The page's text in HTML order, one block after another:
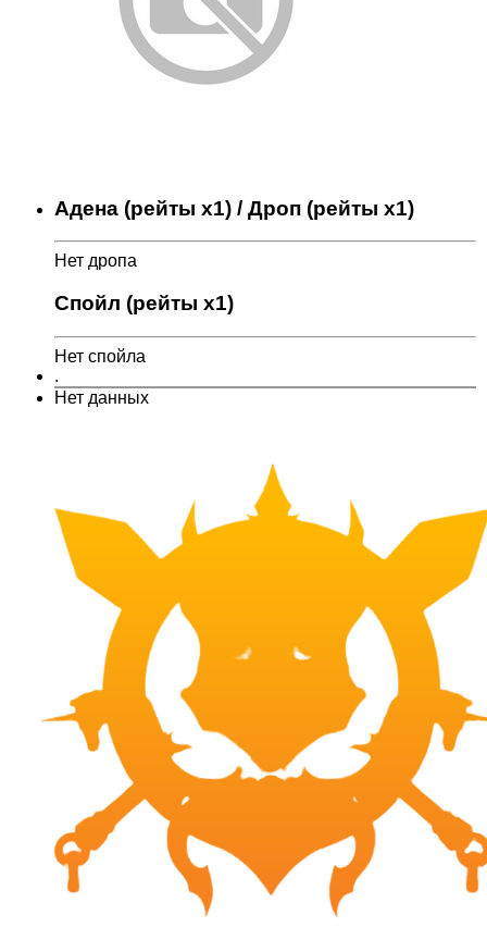
Адена (рейты x1) / Дроп (рейты x1)
Нет дропа
Спойл (рейты x1)
Нет спойла
.
Нет данных